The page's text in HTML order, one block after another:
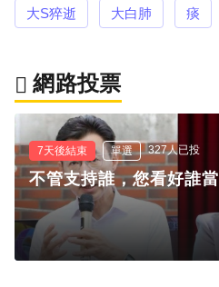
大S猝逝 大白肺 痰
網路投票
7天後結束 單選 327人已投
不管支持誰，您看好誰